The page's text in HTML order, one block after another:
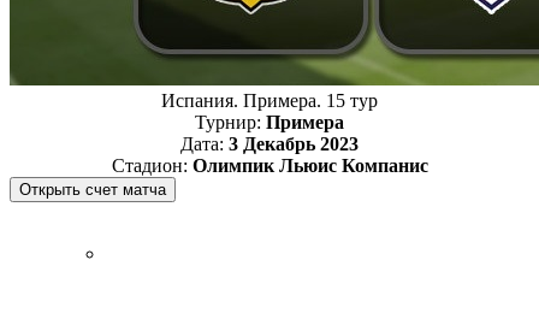
Испания. Примера. 15 тур
Турнир: Примера
Дата: 3 Декабрь 2023
Стадион: Олимпик Льюис Компанис